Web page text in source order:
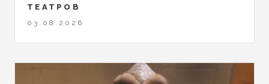
ТЕАТРОВ
03.08.2026